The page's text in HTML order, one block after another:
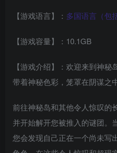
【游戏语言】： 多国语言（包
【游戏容量】：10.1GB
【游戏介绍】：欢迎来到神
带着神秘色彩，笼罩在阴谋之中
前往神秘岛和其他令人惊叹的
并开始解开您被推入的谜团。
您会发现自己正在一个尚未写